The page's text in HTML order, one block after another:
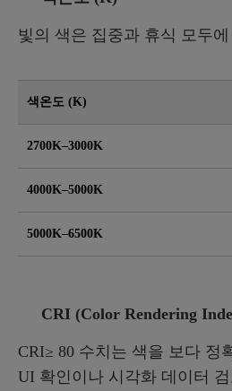
빛의 색은 집중과 휴식 모두
색온도 (K)
2700K–3000K
4000K–5000K
5000K–6500K
CRI (Color Rendering
CRI≥ 80 수치는 색을 보다 정
UI 확인이나 시각화 데이터